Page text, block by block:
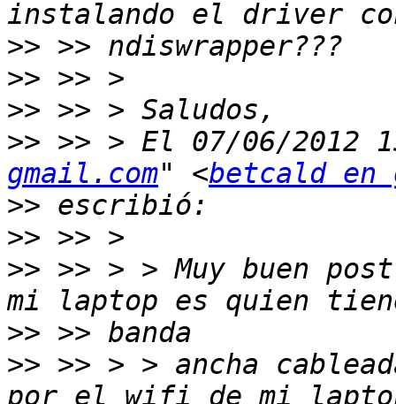
>>
>>
>>
>> >> > El 07/06/2012
gmail.com" <betcald en
>>
>>
>> >> > > Muy buen
>>
>> >> > > ancha